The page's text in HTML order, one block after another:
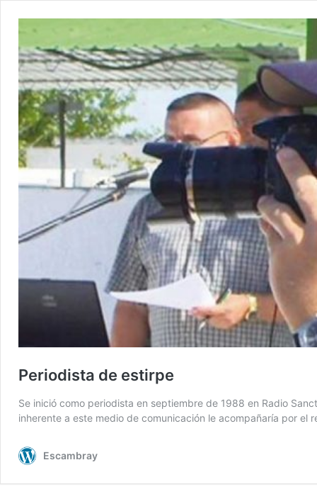
Periodista de estirpe
Se inició como periodista en septiembre de 1988 en Radio
inherente a este medio de comunicación le acompañaría por el
Escambray